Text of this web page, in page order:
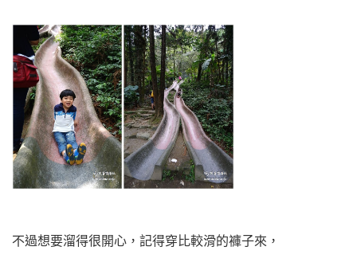
不過想要溜得很開心，記得穿比較滑的褲子來，